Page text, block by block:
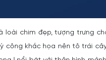
loài chim đẹp, tượng trưng
khắc họa nên tô trái